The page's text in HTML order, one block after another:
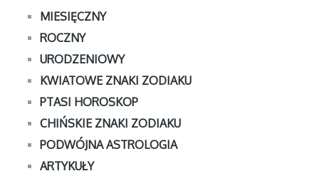
MIESIĘCZNY
ROCZNY
URODZENIOWY
KWIATOWE ZNAKI ZODIAKU
PTASI HOROSKOP
CHIŃSKIE ZNAKI ZODIAKU
PODWÓJNA ASTROLOGIA
ARTYKUŁY